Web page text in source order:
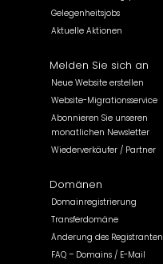
Gelegenheitsjobs
Aktuelle Aktionen
Melden Sie sich an
Neue Website erstellen
Website-Migrationsservice
Abonnieren Sie unseren
monatlichen Newsletter
Wiederverkäufer / Partner
Domänen
Domainregistrierung
Transferdomäne
Änderung des Registranten
FAQ – Domains / E-Mail